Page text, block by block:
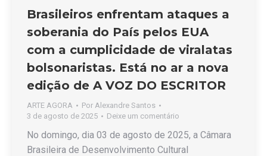
Brasileiros enfrentam ataques a
soberania do País pelos EUA
com a cumplicidade de viralatas
bolsonaristas. Está no ar a nova
edição de A VOZ DO ESCRITOR
ARTE AGORA Por Alexandre Santos
3 de agosto de 2025
Deixe um comentário
No domingo, dia 03 de agosto de 2025, a Câmara
Brasileira de Desenvolvimento Cultural